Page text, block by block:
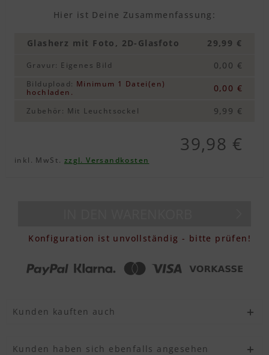
Hier ist Deine Zusammenfassung:
Glasherz mit Foto, 2D-Glasfoto 29,99 €
Gravur: Eigenes Bild 0,00 €
Bildupload: Minimum 1 Datei(en)
hochladen.
0,00 €
Zubehör: Mit Leuchtsockel 9,99 €
39,98 €
inkl. MwSt. zzgl. Versandkosten
Konfiguration ist unvollständig - bitte prüfen!
Kunden kauften auch
Kunden haben sich ebenfalls angesehen